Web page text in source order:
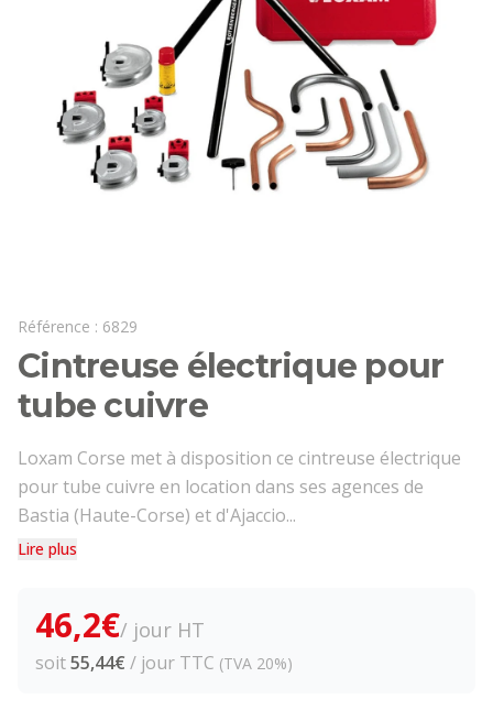
Référence : 6829
Cintreuse électrique pour
tube cuivre
Loxam Corse met à disposition ce cintreuse électrique
pour tube cuivre en location dans ses agences de
Bastia (Haute-Corse) et d'Ajaccio...
Lire plus
46,2€/ jour HT
soit55,44€ / jour TTC (TVA 20%)